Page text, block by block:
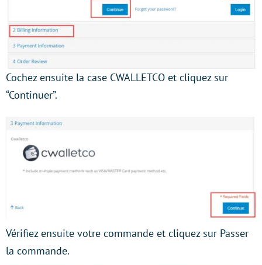
Cochez ensuite la case CWALLETCO et cliquez sur
“Continuer”.
Vérifiez ensuite votre commande et cliquez sur Passer
la commande.